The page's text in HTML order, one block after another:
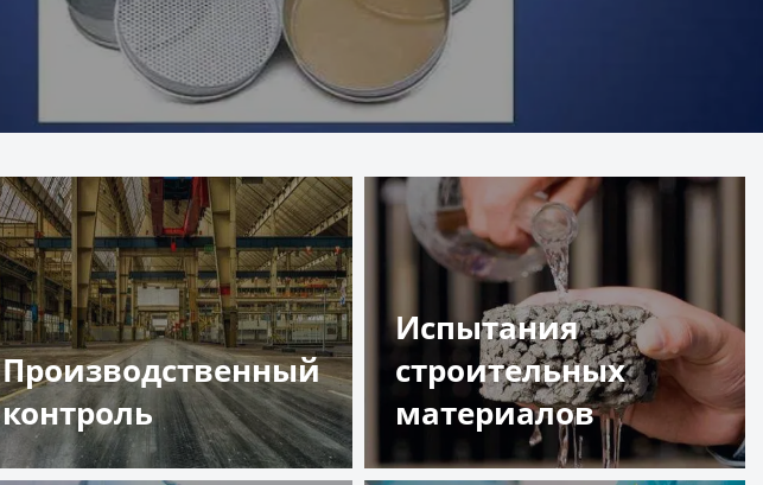
Производственный
контроль
Испытания
строительных
материалов